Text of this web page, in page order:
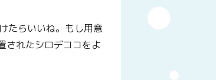
たらいいね。もし用意
されたシロデココをよ